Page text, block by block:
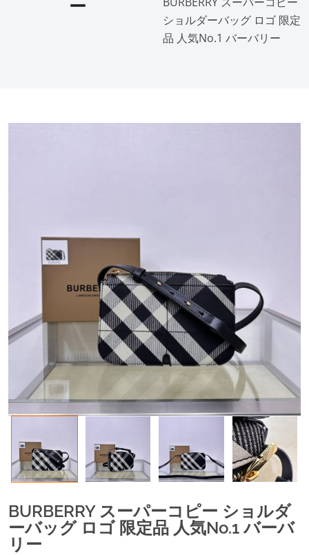
ー
ショルダーバッグ ロゴ 限定
品 人気No.1 バーバリー
BURBERRY スーパーコピー ショルダ
ーバッグ ロゴ 限定品 人気No.1 バーバ
リー